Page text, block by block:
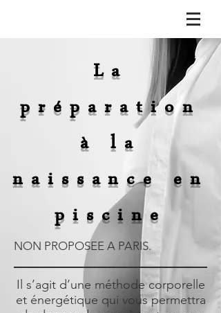
La
préparation
à la
naissance en
piscine
NON PROPOSEE A PARIS.
Il s’agit d’une méthode corporelle
et énergétique qui vous permettra